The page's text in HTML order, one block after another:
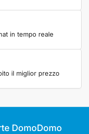
in tempo reale
il miglior prezzo
DomoDomo